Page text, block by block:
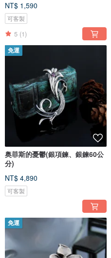
NT$ 1,590
可客製
5 (1)
免運
奥菲斯的憂鬱(銀項鍊、銀鍊60公
分)
NT$ 4,890
可客製
免運